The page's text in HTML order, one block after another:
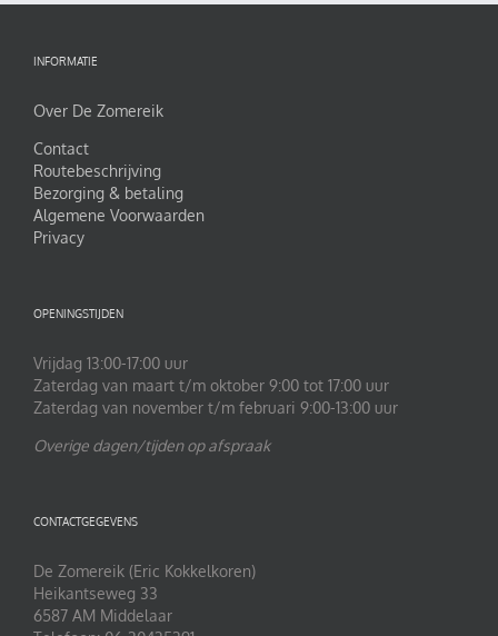
INFORMATIE
Over De Zomereik
Contact
Routebeschrijving
Bezorging & betaling
Algemene Voorwaarden
Privacy
OPENINGSTIJDEN
Vrijdag 13:00-17:00 uur
Zaterdag van maart t/m oktober 9:00 tot 17:00 uur
Zaterdag van november t/m februari 9:00-13:00 uur
Overige dagen/tijden op afspraak
CONTACTGEGEVENS
De Zomereik (Eric Kokkelkoren)
Heikantseweg 33
6587 AM Middelaar